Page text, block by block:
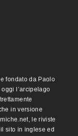
fondato da Paolo
l’arcipelago
in versione
le riviste
sito in inglese ed